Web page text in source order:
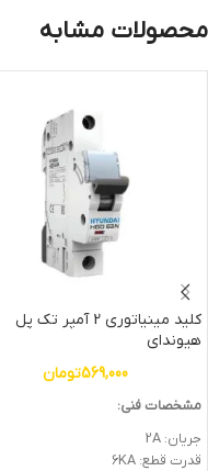
محصولات مشابه
کلید مینیاتوری 2 آمپر تک پل
هیوندای
569,000تومان
مشخصات فنی:
جریان: 2A
قدرت قطع: 6KA